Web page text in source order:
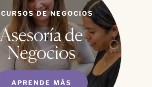
DE NEGOCIOS
Asesoría de
Negocios
APRENDE MÁS